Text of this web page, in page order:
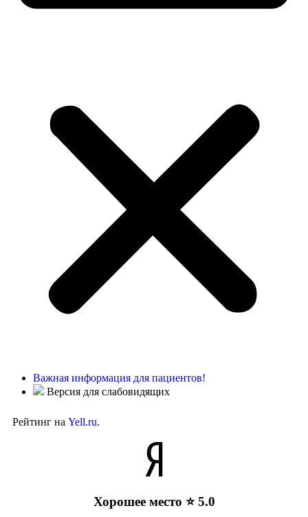
Важная информация для пациентов!
Версия для слабовидящих
Рейтинг на Yell.ru.
Хорошее место ⭐ 5.0